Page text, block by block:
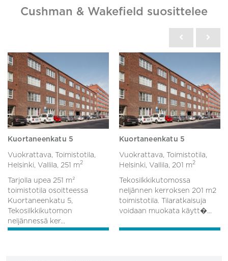
Cushman & Wakefield suosittelee
Kuortaneenkatu 5
Vuokrattava, Toimistotila,
Helsinki, Vallila, 251 m2
Tarjolla upea 251 m²
toimistotila osoitteessa
Kuortaneenkatu 5,
Tekosilkkikutomon
neljännessä ker...
Kuortaneenkatu 5
Vuokrattava, Toimistotila,
Helsinki, Vallila, 201 m2
Tekosilkkikutomossa
neljännen kerroksen 201 m2
toimistotila. Tilaratkaisuja
voidaan muokata käytt�...